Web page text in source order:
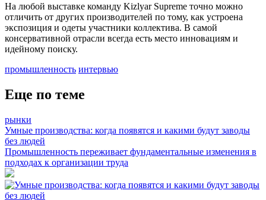
На любой выставке команду Kizlyar Supreme точно можно
отличить от других производителей по тому, как устроена
экспозиция и одеты участники коллектива. В самой
консервативной отрасли всегда есть место инновациям и
идейному поиску.
промышленность интервью
Еще по теме
рынки
Умные производства: когда появятся и какими будут заводы
без людей
Промышленность переживает фундаментальные изменения в
подходах к организации труда